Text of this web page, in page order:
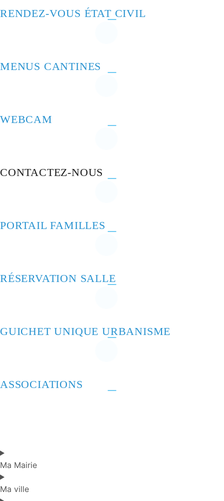
RENDEZ-VOUS ÉTAT CIVIL
MENUS CANTINES
WEBCAM
CONTACTEZ-NOUS
PORTAIL FAMILLES
RÉSERVATION SALLE
GUICHET UNIQUE URBANISME
ASSOCIATIONS
Ma Mairie
Ma ville